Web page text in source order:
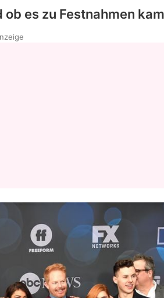
es zu Festnahmen